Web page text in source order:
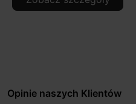
Opinie naszych Klientów